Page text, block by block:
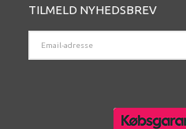
TILMELD NYHEDSBREV
ADRESSE